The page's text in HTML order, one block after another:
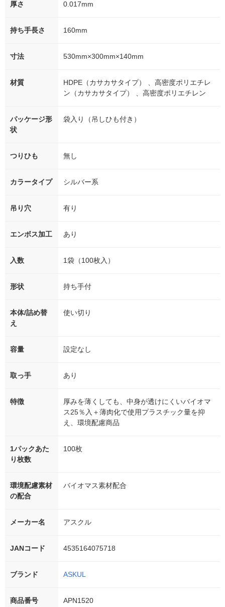
厚さ 0.017mm
持ち手長さ 160mm
寸法 530mm×300mm×140mm
材質
HDPE（カサカサタイプ） 、高密度ポリエチレ
ン（カサカサタイプ） 、高密度ポリエチレン
パッケージ形
状
袋入り（吊しひも付き）
つりひも 無し
カラータイプ シルバー系
吊り穴 有り
エンボス加工 あり
入数 1袋（100枚入）
形状 持ち手付
本体/詰め替
え
使い切り
容量 設定なし
取っ手 あり
特徴
厚みを薄くしても、中身が透けにくいバイオマ
ス25％入＋薄肉化で使用プラスチック量を抑
え、環境配慮商品
1パックあた
り枚数
100枚
環境配慮素材
の配合
バイオマス素材配合
メーカー名 アスクル
JANコード 4535164075718
ブランド ASKUL
商品番号 APN1520